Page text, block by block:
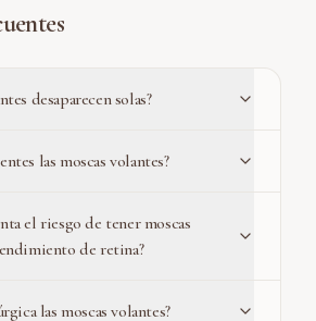
desaparecen solas?
las moscas volantes?
el riesgo de tener moscas
de retina?
las moscas volantes?